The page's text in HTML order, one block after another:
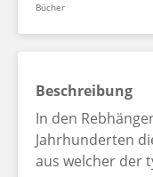
Bücher
Beschreibung
In den
Jahrhunderten
aus welcher der